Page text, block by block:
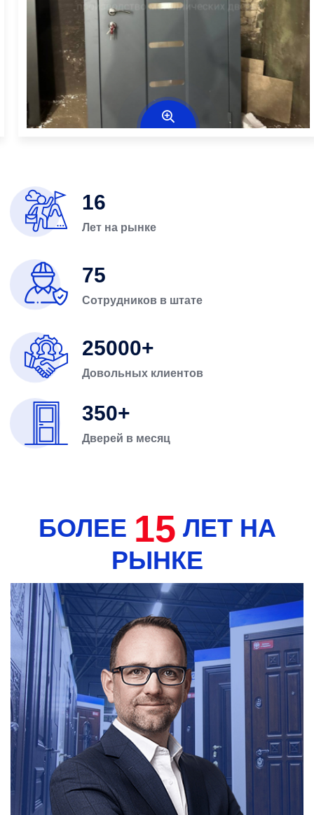
16
Лет на рынке
75
Сотрудников в штате
25000
Довольных клиентов
350
Дверей в месяц
БОЛЕЕ 15 ЛЕТ НА
РЫНКЕ